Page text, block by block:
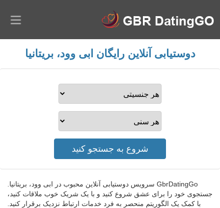
دوستیابی آنلاین رایگان ابی وود، بریتانیا
GbrDatingGo سرویس دوستیابی آنلاین محبوب در ابی وود، بریتانیا.
جستجوی خود را برای عشق شروع کنید و با یک شریک خوب ملاقات کنید،
با کمک یک الگوریتم منحصر به فرد خدمات ارتباط نزدیک برقرار کنید.